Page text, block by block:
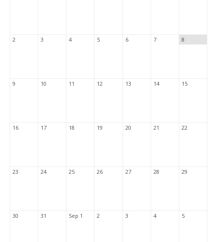
2 3 4 5 6 7 8
9 10 11 12 13 14 15
16 17 18 19 20 21 22
23 24 25 26 27 28 29
30 31 Sep 1 2 3 4 5